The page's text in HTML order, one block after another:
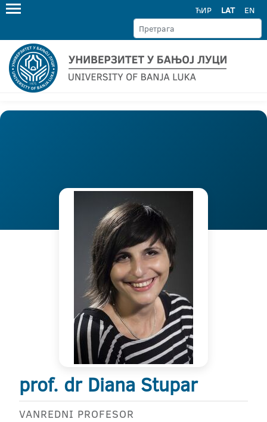
ЋИР LAT EN
prof. dr Diana Stupar
VANREDNI PROFESOR